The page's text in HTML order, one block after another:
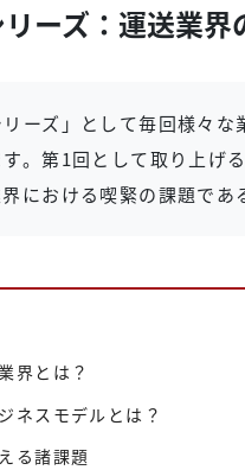
ーズ：運送業界
リーズ」として毎回様々
。第1回として取り上げ
における喫緊の課題であ
界とは？
ネスモデルとは？
る諸課題